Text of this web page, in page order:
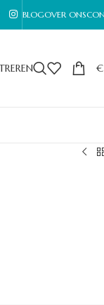
BLOGOVER ONS
€